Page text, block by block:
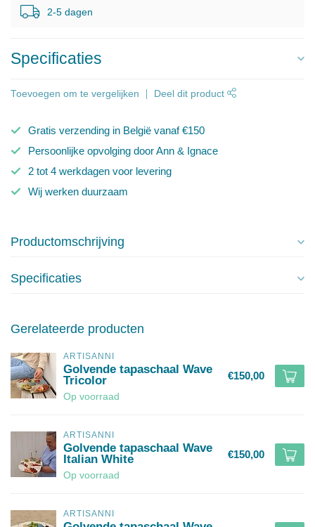
2-5 dagen
Specificaties
Toevoegen om te vergelijken Deel dit product
Gratis verzending in België vanaf €150
Persoonlijke opvolging door Ann & Ignace
2 tot 4 werkdagen voor levering
Wij werken duurzaam
Productomschrijving
Specificaties
Gerelateerde producten
ARTISANNI
Golvende tapaschaal Wave
Tricolor
Op voorraad
€150,00
ARTISANNI
Golvende tapaschaal Wave
Italian White
Op voorraad
€150,00
ARTISANNI